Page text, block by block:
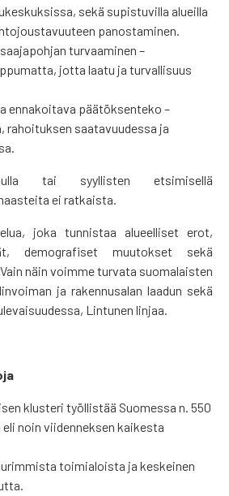
sekä supistuvilla alueilla
panostaminen.
turvaaminen –
jotta laatu ja turvallisuus
ennakoitava päätöksenteko –
rahoituksen saatavuudessa ja
tai syyllisten etsimisellä
ei ratkaista.
joka tunnistaa alueelliset erot,
demografiset muutokset sekä
näin voimme turvata suomalaisten
ja rakennusalan laadun sekä
Lintunen linjaa.
klusteri työllistää Suomessa n. 550
noin viidenneksen kaikesta
toimialoista ja keskeinen